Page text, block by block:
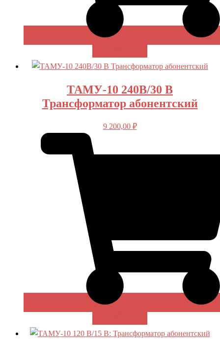
ТАМУ-10 240В/30 В
Трансформатор абонентский
9 200,00 ₽